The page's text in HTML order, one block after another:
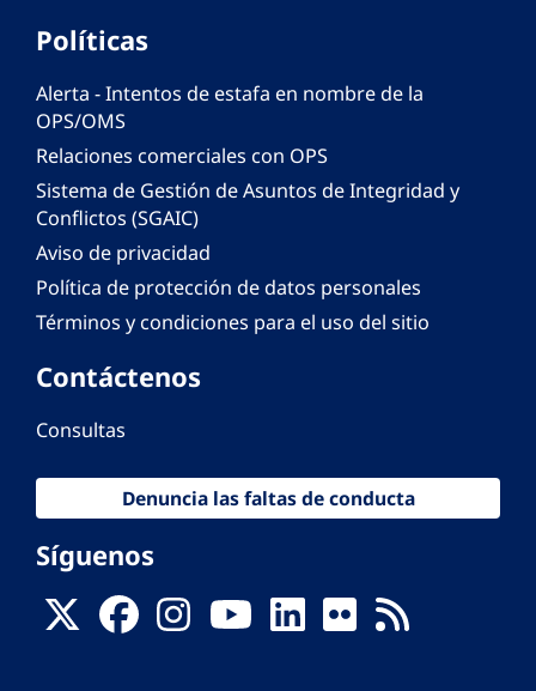
Políticas
Alerta - Intentos de estafa en nombre de la
OPS/OMS
Relaciones comerciales con OPS
Sistema de Gestión de Asuntos de Integridad y
Conflictos (SGAIC)
Aviso de privacidad
Política de protección de datos personales
Términos y condiciones para el uso del sitio
Contáctenos
Consultas
Denuncia las faltas de conducta
Síguenos